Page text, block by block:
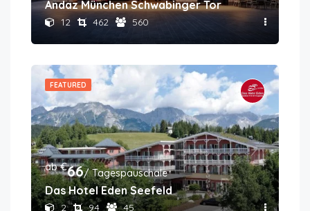
Andaz München Schwabinger Tor
12 462 560
FEATURED
ab €66/ Tagespauschale
Das Hotel Eden Seefeld
2 94 45